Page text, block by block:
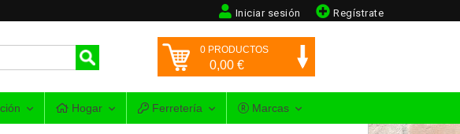
Regístrate
Iniciar sesión
0 PRODUCTOS
0,00 €
Hogar Ferretería Marcas